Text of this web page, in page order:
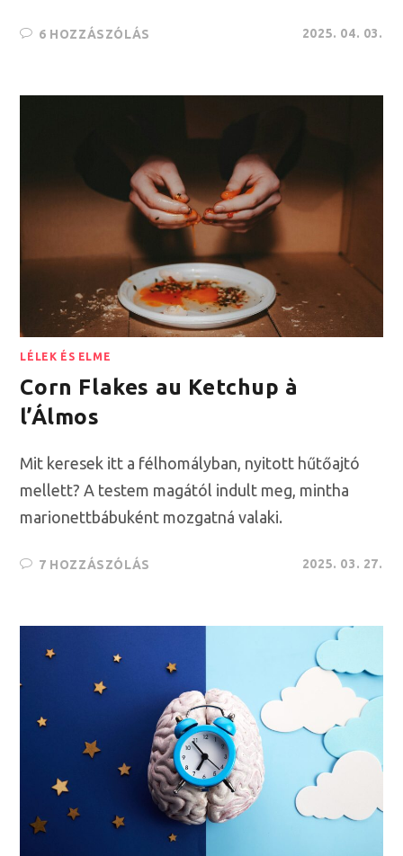
6 HOZZÁSZÓLÁS 2025. 04. 03.
LÉLEK ÉS ELME
Corn Flakes au Ketchup à
l’Álmos
Mit keresek itt a félhomályban, nyitott hűtőajtó
mellett? A testem magától indult meg, mintha
marionettbábuként mozgatná valaki.
7 HOZZÁSZÓLÁS 2025. 03. 27.